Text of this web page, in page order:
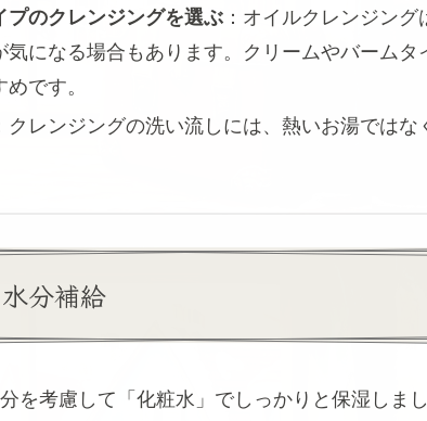
プのクレンジングを選ぶ：オイルクレンジング
になる場合もあります。クリームやバームタ
です。
クレンジングの洗い流しには、熱いお湯ではな
分補給
を考慮して「化粧水」でしっかりと保湿しま